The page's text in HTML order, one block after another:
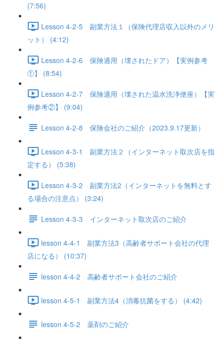
(7:56)
Lesson 4-2-5 副業方法１（保険代理店収入以外のメリ
ット） (4:12)
Lesson 4-2-6 保険適用（壊されたドア）【実例参考
①】 (8:54)
Lesson 4-2-7 保険適用（壊された温水洗浄便座）【実
例参考②】 (9:04)
Lesson 4-2-8 保険会社のご紹介（2023.9.17更新）
Lesson 4-3-1 副業方法２（インターネット取次店を指
定する） (5:38)
Lesson 4-3-2 副業方法2（インターネットを無料とす
る場合の注意点） (3:24)
Lesson 4-3-3 インターネット取次店のご紹介
lesson 4-4-1 副業方法3（高齢者サポート会社の代理
店になる） (10:37)
lesson 4-4-2 高齢者サポート会社のご紹介
lesson 4-5-1 副業方法4（消毒抗菌をする） (4:42)
lesson 4-5-2 薬剤のご紹介